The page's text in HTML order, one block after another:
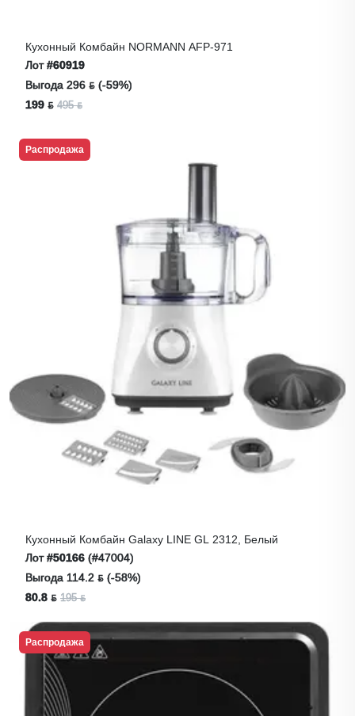
Кухонный Комбайн NORMANN AFP-971
Лот#60919
Выгода 296 ƃ (-59%)
199 ƃ 495 ƃ
Распродажа
Кухонный Комбайн Galaxy LINE GL 2312, Белый
Лот#50166 (#47004)
Выгода 114.2 ƃ (-58%)
80.8 ƃ 195 ƃ
Распродажа